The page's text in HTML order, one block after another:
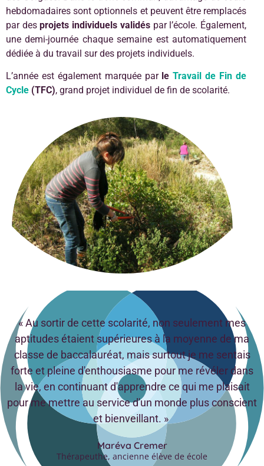
hebdomadaires sont optionnels et peuvent être remplacés
par desprojets individuels validéspar l’école. Également,
une demi-journée chaque semaine est automatiquement
dédiée à du travail sur des projets individuels.
L’année est également marquée par leTravail de Fin de
Cycle (TFC), grand projet individuel de fin de scolarité.
« Au sortir de cette scolarité, non seulement mes
aptitudes étaient supérieures à la moyenne de ma
classe de baccalauréat, mais surtout je me sentais
forte et pleine d'enthousiasme pour me révéler dans
la vie, en continuant d'apprendre ce qui me plaisait
pour me mettre au service d'un monde plus conscient
et bienveillant. »
Maréva Cremer
Thérapeuthe, ancienne élève de école